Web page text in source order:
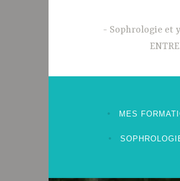
Sophrologie et
MES